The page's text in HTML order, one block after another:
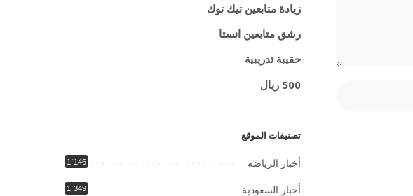
زيادة متابعين تيك توك
رشق متابعين انستا
حقيبة تدريبية
500 ريال
تصنيفات الموقع
أخبار الرياضة 1٬146
أخبار السعودية 1٬349